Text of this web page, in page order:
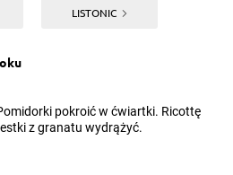
LISTONIC
pokroić w ćwiartki. Ricottę
z granatu wydrążyć.